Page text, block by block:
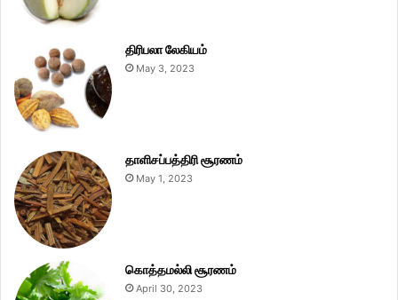
திரிபலா லேகியம்
May 3, 2023
தாளிசப்பத்திரி சூரணம்
May 1, 2023
கொத்தமல்லி சூரணம்
April 30, 2023